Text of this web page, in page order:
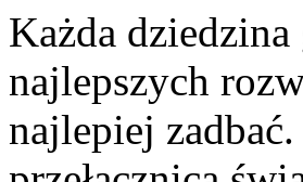
Każda
najlepszych
najlepiej